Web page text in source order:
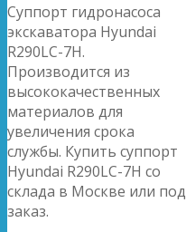
Суппорт гидронасоса
экскаватора Hyundai
R290LC-7H.
Производится из
высококачественных
материалов для
увеличения срока
службы. Купить суппорт
Hyundai R290LC-7H со
склада в Москве или под
заказ.